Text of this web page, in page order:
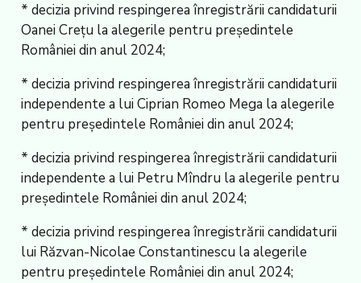
* decizia privind respingerea înregistrării candidaturii
Oanei Creţu la alegerile pentru preşedintele
României din anul 2024;
* decizia privind respingerea înregistrării candidaturii
independente a lui Ciprian Romeo Mega la alegerile
pentru preşedintele României din anul 2024;
* decizia privind respingerea înregistrării candidaturii
independente a lui Petru Mîndru la alegerile pentru
preşedintele României din anul 2024;
* decizia privind respingerea înregistrării candidaturii
lui Răzvan-Nicolae Constantinescu la alegerile
pentru preşedintele României din anul 2024;